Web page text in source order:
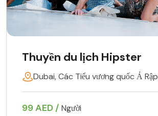
Thuyền du lịch Hipster
Dubai, Các Tiểu vương quốc Ả Rập
99 AED / Người